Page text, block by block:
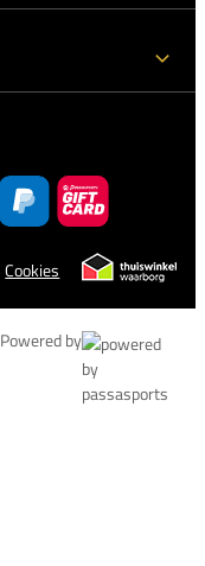
Cookies
Powered by